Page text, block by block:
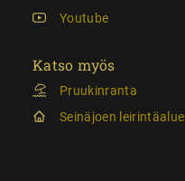
Youtube
Katso myös
Pruukinranta
Seinäjoen leirintäalue